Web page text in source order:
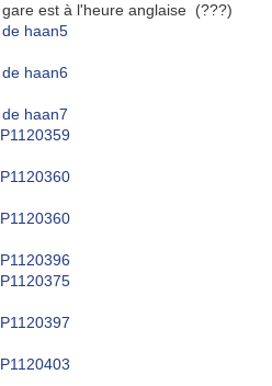
est à l'heure anglaise (???)